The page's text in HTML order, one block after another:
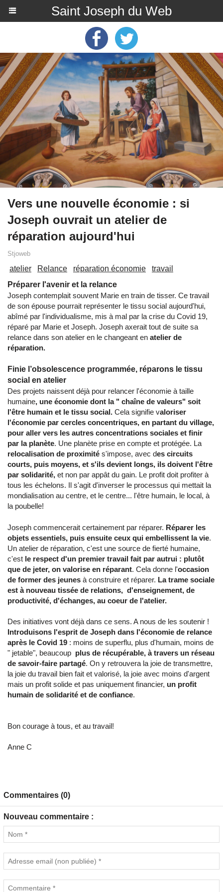
Saint Joseph du Web
Vers une nouvelle économie : si
Joseph ouvrait un atelier de
réparation aujourd'hui
Stjoweb
atelier Relance réparation économie
travail
Préparer l'avenir et la relance
Joseph contemplait souvent Marie en train de tisser. Ce travail
de son épouse pourrait représenter le tissu social aujourd'hui,
abîmé par l'individualisme, mis à mal par la crise du Covid 19,
réparé par Marie et Joseph. Joseph axerait tout de suite sa
relance dans son atelier en le changeant en atelier de
réparation.
Finie l’obsolescence programmée, réparons le tissu
social en atelier
Des projets naissent déjà pour relancer l'économie à taille
humaine, une économie dont la " chaîne de valeurs" soit
l'être humain et le tissu social. Cela signifie valoriser
l'économie par cercles concentriques, en partant du village,
pour aller vers les autres concentrations sociales et finir
par la planète. Une planète prise en compte et protégée. La
relocalisation de proximité s'impose, avec des circuits
courts, puis moyens, et s'ils devient longs, ils doivent l'être
par solidarité, et non par appât du gain. Le profit doit profiter à
tous les échelons. Il s'agit d'inverser le processus qui mettait la
mondialisation au centre, et le centre... l'être humain, le local, à
la poubelle!
Joseph commencerait certainement par réparer. Réparer les
objets essentiels, puis ensuite ceux qui embellissent la vie.
Un atelier de réparation, c'est une source de fierté humaine,
c'est le respect d'un premier travail fait par autrui : plutôt
que de jeter, on valorise en réparant. Cela donne l'occasion
de former des jeunes à construire et réparer. La trame sociale
est à nouveau tissée de relations, d'enseignement, de
productivité, d'échanges, au coeur de l'atelier.
Des initiatives vont déjà dans ce sens. A nous de les soutenir !
Introduisons l'esprit de Joseph dans l'économie de relance
après le Covid 19 : moins de superflu, plus d'humain, moins de
" jetable", beaucoup plus de récupérable, à travers un réseau
de savoir-faire partagé. On y retrouvera la joie de transmettre,
la joie du travail bien fait et valorisé, la joie avec moins d'argent
mais un profit solide et pas uniquement financier, un profit
humain de solidarité et de confiance.
Bon courage à tous, et au travail!
Anne C
Commentaires (0)
Nouveau commentaire :